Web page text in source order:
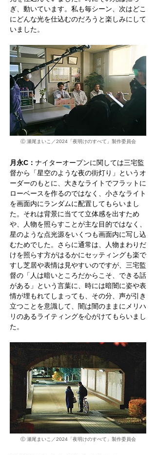
ぎ、動いています。私も毎シーン、次はどこ
にどんな光を仕込むのだろうと楽しみにして
いました。
Ⓒ 瀬尾まいこ／2024「夜明けのすべて」製作委員会
月永C： ナイターオープンに関しては三宅監
督から「星空のような夜の街灯り」というオ
ーダーのもとに、大きなライトでフラットに
ローベースを作るのではなく、小さなライト
を画面内にランダムに配置してもらいまし
た。それは背景に当てて立体感を出すため
や、人物を照らすことが主な目的ではなく、
星のような点光源をいくつも画面内に写し込
むためでした。さらに通常は、人物まわりだ
けを照らす方がはるかにセッティングも楽で
すし芝居や表情は見やすいのですが、三宅監
督の「人は暗いところだからこそ、できる話
がある」という言葉に、時には暗闇に姿や表
情が埋もれてしまっても、その分、声が引き
立つことを意識して、闇は闇のままにメリハ
リのあるライティングを心がけてもらいまし
た。
Ⓒ 瀬尾まいこ／2024「夜明けのすべて」製作委員会